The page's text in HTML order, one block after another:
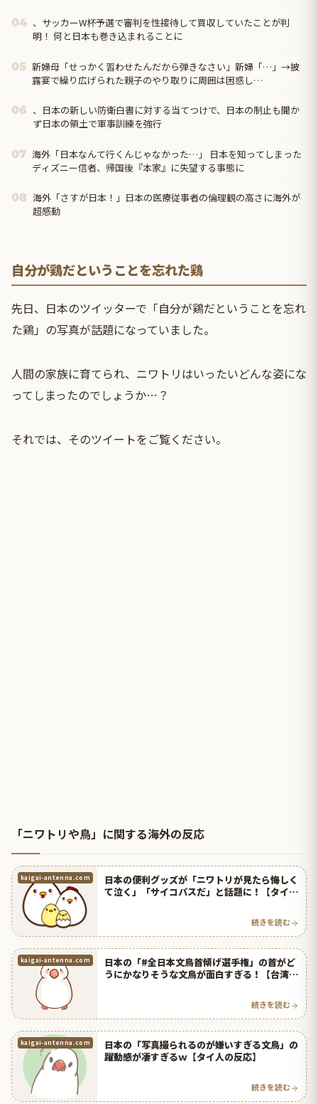
04 、サッカーW杯予選で審判を性接待して買収していたことが判
明！ 何と日本も巻き込まれることに
05 新婦母「せっかく習わせたんだから弾きなさい」新婦「…」→披
露宴で繰り広げられた親子のやり取りに周囲は困惑し…
06 、日本の新しい防衛白書に対する当てつけで、日本の制止も聞か
ず日本の領土で軍事訓練を強行
07 海外「日本なんて行くんじゃなかった…」 日本を知ってしまった
ディズニー信者、帰国後『本家』に失望する事態に
08 海外「さすが日本！」日本の医療従事者の倫理観の高さに海外が
超感動
自分が鶏だということを忘れた鶏
先日、日本のツイッターで「自分が鶏だということを忘れ
た鶏」の写真が話題になっていました。
人間の家族に育てられ、ニワトリはいったいどんな姿にな
ってしまったのでしょうか…？
それでは、そのツイートをご覧ください。
「ニワトリや鳥」に関する海外の反応
kaigai-antenna.com
日本の便利グッズが「ニワトリが見たら悔しく
て泣く」「サイコパスだ」と話題に！【タイ人
続きを読む
kaigai-antenna.com
日本の「#全日本文鳥首傾げ選手権」の首がど
うにかなりそうな文鳥が面白すぎる！【台湾人
続きを読む
kaigai-antenna.com
日本の「写真撮られるのが嫌いすぎる文鳥」の
躍動感が凄すぎるｗ【タイ人の反応】
続きを読む